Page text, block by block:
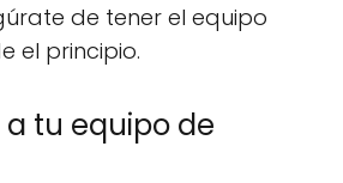
de tener el equipo
el principio.
a tu equipo de